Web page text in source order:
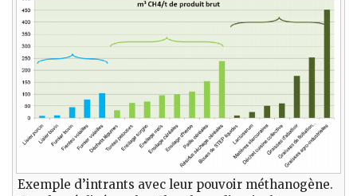
Exemple d’intrants avec leur pouvoir méthanogène.